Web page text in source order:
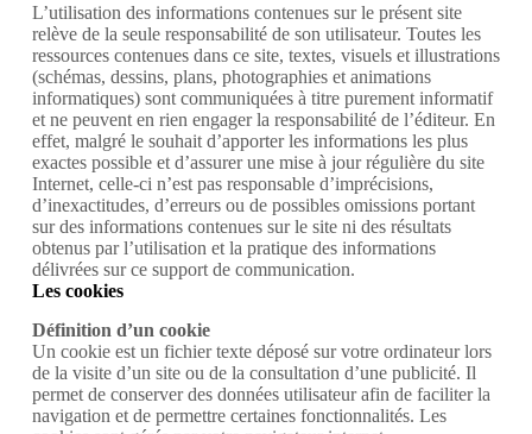
L’utilisation des informations contenues sur le présent site
relève de la seule responsabilité de son utilisateur. Toutes les
ressources contenues dans ce site, textes, visuels et illustrations
(schémas, dessins, plans, photographies et animations
informatiques) sont communiquées à titre purement informatif
et ne peuvent en rien engager la responsabilité de l’éditeur. En
effet, malgré le souhait d’apporter les informations les plus
exactes possible et d’assurer une mise à jour régulière du site
Internet, celle-ci n’est pas responsable d’imprécisions,
d’inexactitudes, d’erreurs ou de possibles omissions portant
sur des informations contenues sur le site ni des résultats
obtenus par l’utilisation et la pratique des informations
délivrées sur ce support de communication.
Les cookies
Définition d’un cookie
Un cookie est un fichier texte déposé sur votre ordinateur lors
de la visite d’un site ou de la consultation d’une publicité. Il
permet de conserver des données utilisateur afin de faciliter la
navigation et de permettre certaines fonctionnalités. Les